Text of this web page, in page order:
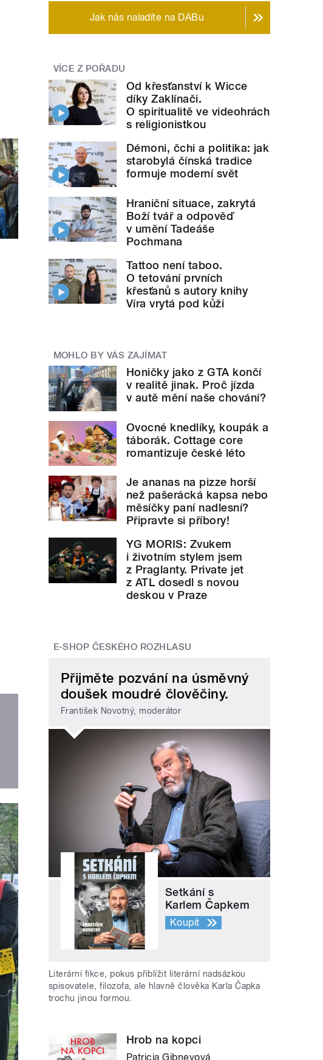
Jak nás naladíte na DABu
VÍCE Z POŘADU
Od křesťanství k Wicce
díky Zaklínači.
O spiritualitě ve videohrách
s religionistkou
Démoni, čchi a politika: jak
starobylá čínská tradice
formuje moderní svět
Hraniční situace, zakrytá
Boží tvář a odpověď
v umění Tadeáše
Pochmana
Tattoo není taboo.
O tetování prvních
křesťanů s autory knihy
Víra vrytá pod kůži
MOHLO BY VÁS ZAJÍMAT
Honičky jako z GTA končí
v realitě jinak. Proč jízda
v autě mění naše chování?
Ovocné knedlíky, koupák a
táborák. Cottage core
romantizuje české léto
Je ananas na pizze horší
než pašerácká kapsa nebo
měsíčky paní nadlesní?
Připravte si příbory!
YG MORIS: Zvukem
i životním stylem jsem
z Praglanty. Private jet
z ATL dosedl s novou
deskou v Praze
E-SHOP ČESKÉHO ROZHLASU
Přijměte pozvání na úsměvný
doušek moudré člověčiny.
František Novotný, moderátor
Setkání s
Karlem Čapkem
Koupit
Literární fikce, pokus přiblížit literární nadsázkou
spisovatele, filozofa, ale hlavně člověka Karla Čapka
trochu jinou formou.
Hrob na kopci
Patricia Gibneyová